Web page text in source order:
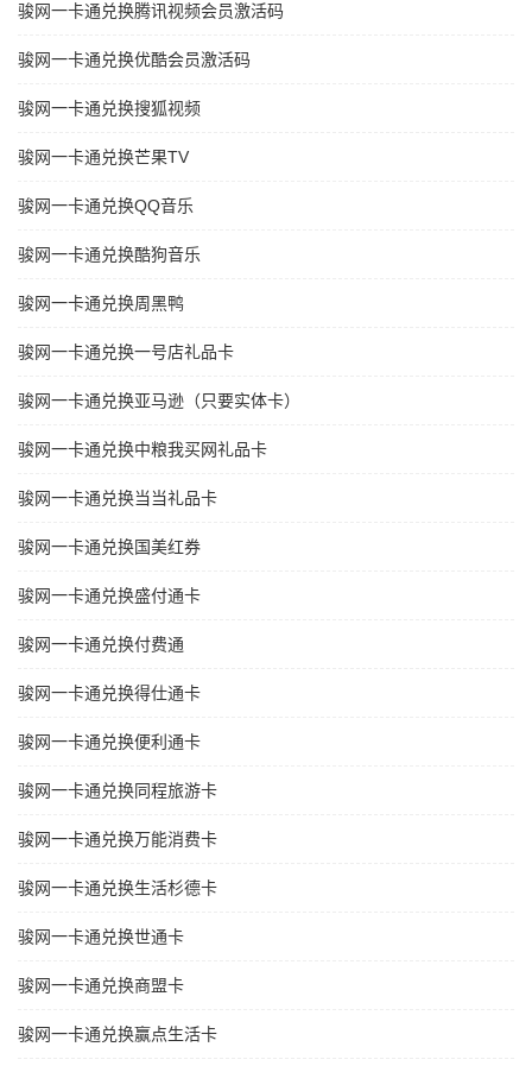
骏网一卡通兑换腾讯视频会员激活码
骏网一卡通兑换优酷会员激活码
骏网一卡通兑换搜狐视频
骏网一卡通兑换芒果TV
骏网一卡通兑换QQ音乐
骏网一卡通兑换酷狗音乐
骏网一卡通兑换周黑鸭
骏网一卡通兑换一号店礼品卡
骏网一卡通兑换亚马逊（只要实体卡）
骏网一卡通兑换中粮我买网礼品卡
骏网一卡通兑换当当礼品卡
骏网一卡通兑换国美红券
骏网一卡通兑换盛付通卡
骏网一卡通兑换付费通
骏网一卡通兑换得仕通卡
骏网一卡通兑换便利通卡
骏网一卡通兑换同程旅游卡
骏网一卡通兑换万能消费卡
骏网一卡通兑换生活杉德卡
骏网一卡通兑换世通卡
骏网一卡通兑换商盟卡
骏网一卡通兑换赢点生活卡